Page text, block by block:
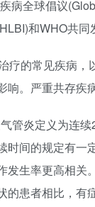
病全球倡议
和WHO共
疗的常见疾病
响。严重共存疾
管炎定义为连续
时间的规定有
发生率更高相
的患者相比，有